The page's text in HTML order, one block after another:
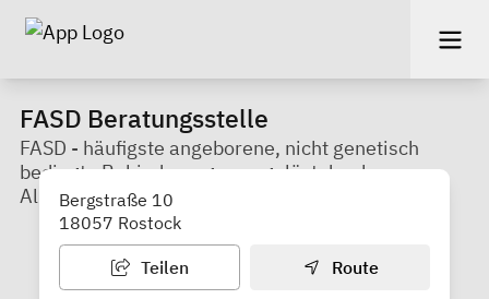
FASD Beratungsstelle
FASD - häufigste angeborene, nicht genetisch
bedingte Behinderung - ausgelöst durch
Alkoholkonsum in der Schwangerschaft
Bergstraße 10
18057 Rostock
Teilen Route